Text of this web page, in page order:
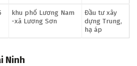
khu phố Lương Nam
-xã Lương Sơn
Đầu tư xây
dựng Trung,
hạ áp
Ninh